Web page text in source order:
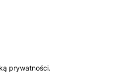
prywatności.